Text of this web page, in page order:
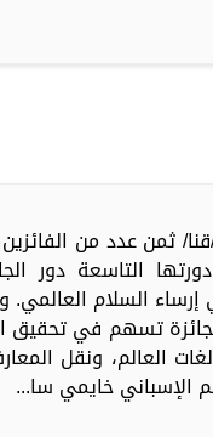
ديسمبر /قنا/ ثمن عدد من
التاسعة دور
السلام العالمي.
تسهم في تحقيق
العالم، ونقل
الإسباني خايمي سا...